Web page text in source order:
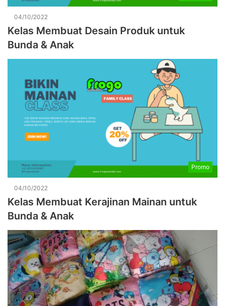
04/10/2022
Kelas Membuat Desain Produk untuk
Bunda & Anak
Promo
04/10/2022
Kelas Membuat Kerajinan Mainan untuk
Bunda & Anak